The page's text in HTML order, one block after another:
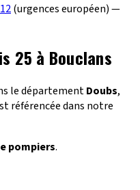
(urgences européen) —
25 à Bouclans
le départementDoubs,
référencée dans notre
pompiers.